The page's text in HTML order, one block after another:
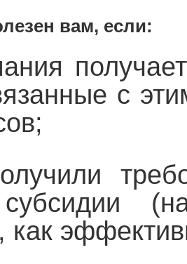
вам, если:
с
субсидии
как